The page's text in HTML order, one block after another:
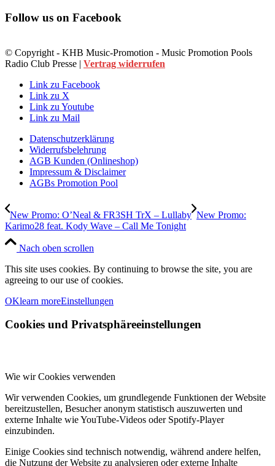
Follow us on Facebook
© Copyright - KHB Music-Promotion - Music Promotion Pools
Radio Club Presse | Vertrag widerrufen
Link zu Facebook
Link zu X
Link zu Youtube
Link zu Mail
Datenschutzerklärung
Widerrufsbelehrung
AGB Kunden (Onlineshop)
Impressum & Disclaimer
AGBs Promotion Pool
New Promo: O’Neal & FR3SH TrX – Lullaby New Promo:
Karimo28 feat. Kody Wave – Call Me Tonight
Nach oben scrollen
This site uses cookies. By continuing to browse the site, you are
agreeing to our use of cookies.
OKlearn moreEinstellungen
Cookies und Privatsphäreeinstellungen
Wie wir Cookies verwenden
Wir verwenden Cookies, um grundlegende Funktionen der Website
bereitzustellen, Besucher anonym statistisch auszuwerten und
externe Inhalte wie YouTube-Videos oder Spotify-Player
einzubinden.
Einige Cookies sind technisch notwendig, während andere helfen,
die Nutzung der Website zu analysieren oder externe Inhalte